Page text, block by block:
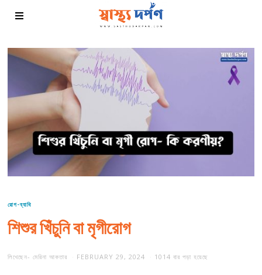
রোগ-ব্যাধি
শিশুর খিঁচুনি বা মৃগীরোগ
লিখেছেন-মেরিনা আকতার FEBRUARY 29, 2024 1014 বার পড়া হয়েছে